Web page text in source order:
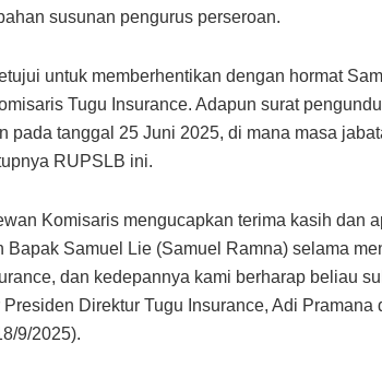
susunan pengurus perseroan.
untuk memberhentikan dengan hormat
Tugu Insurance. Adapun surat
pada tanggal 25 Juni 2025, di mana masa
RUPSLB ini.
Komisaris mengucapkan terima kasih dan
Bapak Samuel Lie (Samuel Ramna) selama
dan kedepannya kami berharap beliau
Direktur Tugu Insurance, Adi Pramana
9/2025).